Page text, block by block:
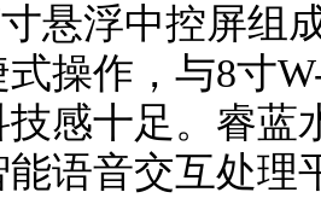
悬浮中控屏组
操作，与8寸
技感十足。睿蓝
语音交互处理